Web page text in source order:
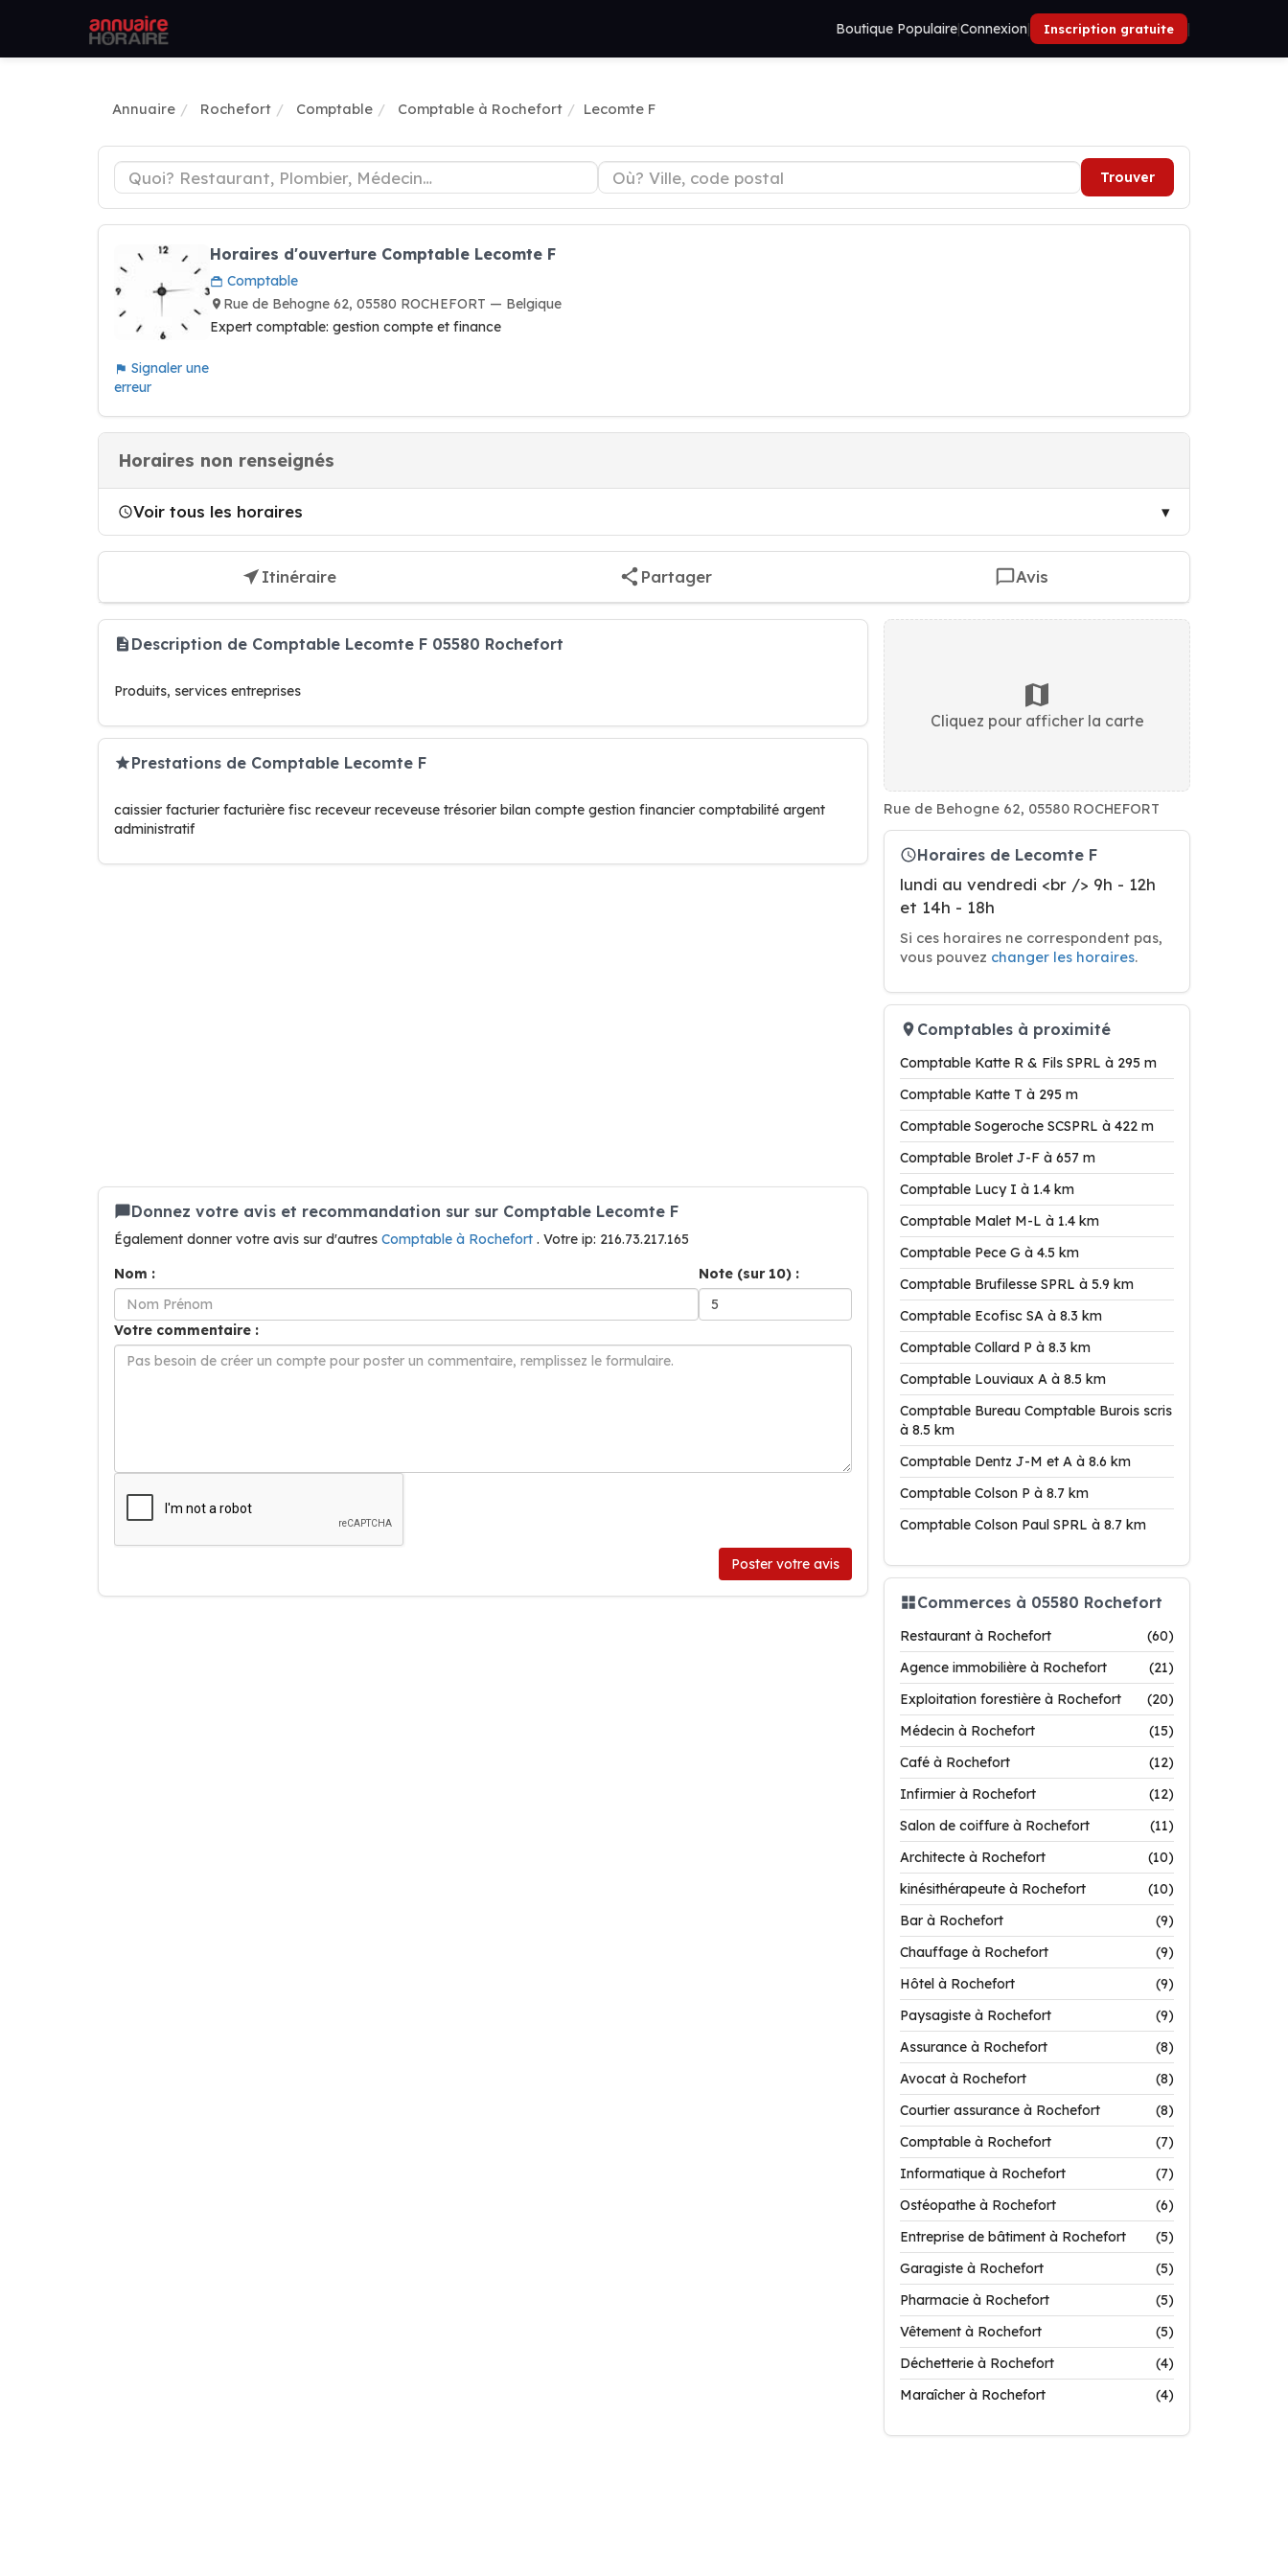
Boutique Populaire|Connexion| Inscription gratuite |
Annuaire Rochefort Comptable Comptable à Rochefort Lecomte F
Trouver
Signaler une
erreur
Horaires d'ouverture Comptable Lecomte F
Comptable
Rue de Behogne 62, 05580 ROCHEFORT — Belgique
Expert comptable: gestion compte et finance
Horaires non renseignés
Voir tous les horaires
Itinéraire Partager Avis
Description de Comptable Lecomte F 05580 Rochefort
Produits, services entreprises
Prestations de Comptable Lecomte F
caissier facturier facturière fisc receveur receveuse trésorier bilan compte gestion financier comptabilité argent
administratif
Donnez votre avis et recommandation sur sur Comptable Lecomte F
Également donner votre avis sur d'autres Comptable à Rochefort . Votre ip: 216.73.217.165
Nom :
Note (sur 10) :
Votre commentaire :
Poster votre avis
Cliquez pour afficher la carte
Rue de Behogne 62, 05580 ROCHEFORT
Horaires de Lecomte F
lundi au vendredi <br /> 9h - 12h
et 14h - 18h
Si ces horaires ne correspondent pas,
vous pouvez changer les horaires.
Comptables à proximité
Comptable Katte R & Fils SPRL à 295 m
Comptable Katte T à 295 m
Comptable Sogeroche SCSPRL à 422 m
Comptable Brolet J-F à 657 m
Comptable Lucy I à 1.4 km
Comptable Malet M-L à 1.4 km
Comptable Pece G à 4.5 km
Comptable Brufilesse SPRL à 5.9 km
Comptable Ecofisc SA à 8.3 km
Comptable Collard P à 8.3 km
Comptable Louviaux A à 8.5 km
Comptable Bureau Comptable Burois scris
à 8.5 km
Comptable Dentz J-M et A à 8.6 km
Comptable Colson P à 8.7 km
Comptable Colson Paul SPRL à 8.7 km
Commerces à 05580 Rochefort
Restaurant à Rochefort
(60)
Agence immobilière à Rochefort
(21)
Exploitation forestière à Rochefort
(20)
Médecin à Rochefort
(15)
Café à Rochefort
(12)
Infirmier à Rochefort
(12)
Salon de coiffure à Rochefort
(11)
Architecte à Rochefort
(10)
kinésithérapeute à Rochefort
(10)
Bar à Rochefort
(9)
Chauffage à Rochefort
(9)
Hôtel à Rochefort
(9)
Paysagiste à Rochefort
(9)
Assurance à Rochefort
(8)
Avocat à Rochefort
(8)
Courtier assurance à Rochefort
(8)
Comptable à Rochefort
(7)
Informatique à Rochefort
(7)
Ostéopathe à Rochefort
(6)
Entreprise de bâtiment à Rochefort
(5)
Garagiste à Rochefort
(5)
Pharmacie à Rochefort
(5)
Vêtement à Rochefort
(5)
Déchetterie à Rochefort
(4)
Maraîcher à Rochefort
(4)